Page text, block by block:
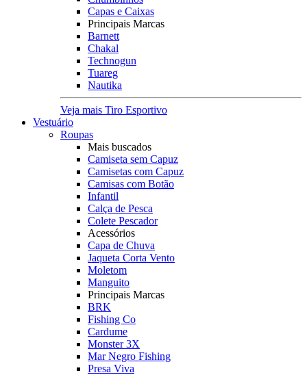
Capas e Caixas
Principais Marcas
Barnett
Chakal
Technogun
Tuareg
Nautika
Veja mais Tiro Esportivo
Vestuário
Roupas
Mais buscados
Camiseta sem Capuz
Camisetas com Capuz
Camisas com Botão
Infantil
Calça de Pesca
Colete Pescador
Acessórios
Capa de Chuva
Jaqueta Corta Vento
Moletom
Manguito
Principais Marcas
BRK
Fishing Co
Cardume
Monster 3X
Mar Negro Fishing
Presa Viva